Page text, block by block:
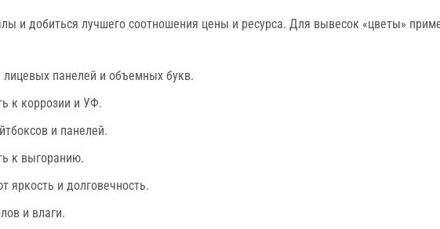
и добиться лучшего соотношения цены и ресурса. Для вывесок «цветы»
лицевых панелей и объемных букв.
к коррозии и УФ.
и панелей.
к выгоранию.
яркость и долговечность.
и влаги.